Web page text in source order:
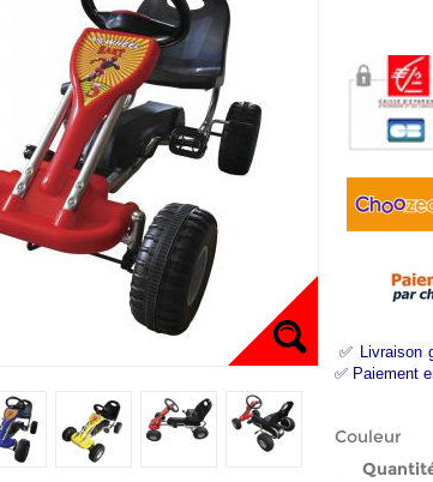
✅ Livraison
✅ Paiement
Couleur